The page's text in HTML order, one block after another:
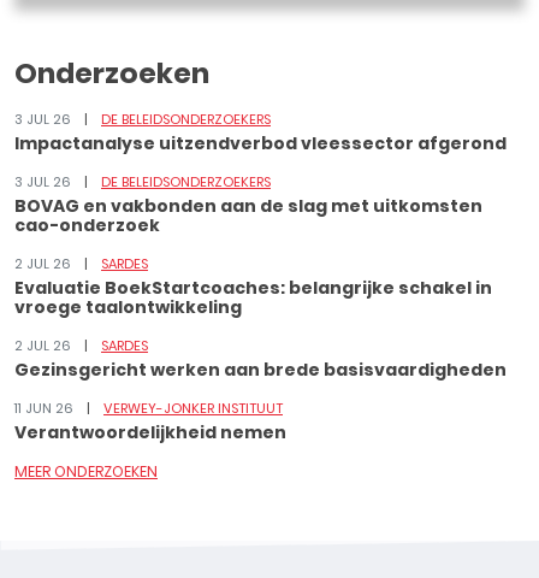
Onderzoeken
3 JUL 26 DE BELEIDSONDERZOEKERS
Impactanalyse uitzendverbod vleessector afgerond
3 JUL 26 DE BELEIDSONDERZOEKERS
BOVAG en vakbonden aan de slag met uitkomsten
cao-onderzoek
2 JUL 26 SARDES
Evaluatie BoekStartcoaches: belangrijke schakel in
vroege taalontwikkeling
2 JUL 26 SARDES
Gezinsgericht werken aan brede basisvaardigheden
11 JUN 26 VERWEY-JONKER INSTITUUT
Verantwoordelijkheid nemen
MEER ONDERZOEKEN